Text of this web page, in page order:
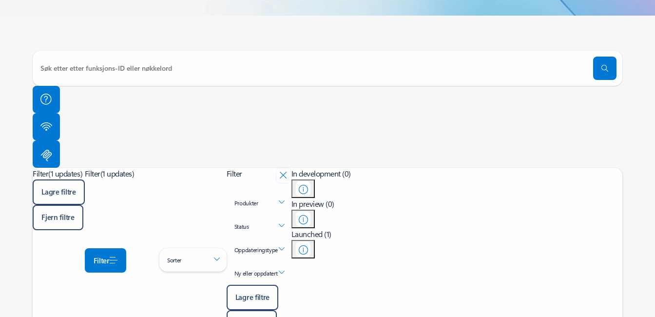
Filter(1 updates)
Lagre filtre
Fjern filtre
Filter(1 updates)
Filter Sorter
Filter
Produkter
Status
Oppdateringstype
Ny eller oppdatert
Lagre filtre
In development (0)
In preview (0)
Launched (1)